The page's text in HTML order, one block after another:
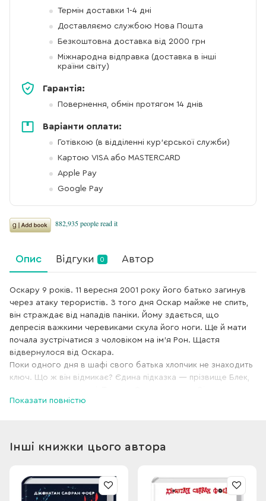
Термін доставки 1-4 дні
Доставляємо службою Нова Пошта
Безкоштовна доставка від 2000 грн
Міжнародна відправка (доставка в інші
країни світу)
Гарантія:
Повернення, обмін протягом 14 днів
Варіанти оплати:
Готівкою (в відділенні кур'єрської служби)
Картою VISA або MASTERCARD
Apple Pay
Google Pay
Опис Відгуки 0 Автор
Оскару 9 років. 11 вересня 2001 року його батько загинув
через атаку терористів. З того дня Оскар майже не спить,
він страждає від нападів паніки. Йому здається, що
депресія важкими черевиками скула його ноги. Ще й мати
почала зустрічатися з чоловіком на ім'я Рон. Щастя
відвернулося від Оскара.
Поки одного дня в шафі свого батька хлопчик не знаходить
ключ. Що ж він відмикає? Єдина підказка — прізвище Блек,
зв'язатися з усіма мешканцями Нью-Йорка на прізвище
малого все життя.
ховається під тим замком, який відмикається батьковим
ключем: незміряне горе чи омріяне щастя?..
Показати повністю
Інші книжки цього автора